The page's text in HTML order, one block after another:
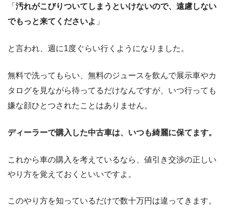
「 汚れがこびりついてしまうといけないので、遠慮しない
でもっと来てくださいよ 」
と言われ、週に1度ぐらい行くようになりました。
無料で洗ってもらい、無料のジュースを飲んで展示車やカ
タログを見ながら待ってるだけなんですが、いつ行っても
嫌な顔ひとつされたことはありません。
ディーラーで購入した中古車は、いつも綺麗に保てます。
これから車の購入を考えているなら、値引き交渉の正しい
やり方を覚えておくといいですよ。
このやり方を知っているだけで数十万円は違ってきます。